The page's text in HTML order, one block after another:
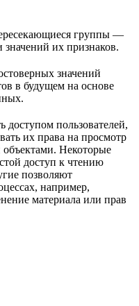
группы —
значений их признаков.
значений
в будущем на основе
доступом пользователей,
их права на просмотр
Некоторые
доступ к чтению
позволяют
например,
материала или прав